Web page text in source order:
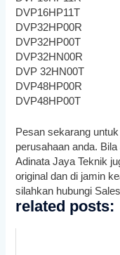
DVP16HP11T
DVP32HP00R
DVP32HP00T
DVP32HN00R
DVP 32HN00T
DVP48HP00R
DVP48HP00T
Pesan sekarang
perusahaan anda.
Adinata Jaya Teknik
original dan di jamin
silahkan hubungi
related posts: